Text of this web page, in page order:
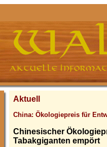
Aktuell
China: Ökologiepreis für
Chinesischer
Tabakgiganten empört